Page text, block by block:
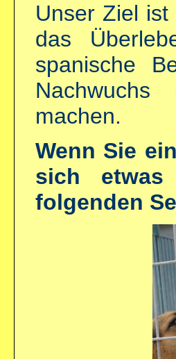
Unser Ziel
das
spanische
machen.
Wenn Sie
sich
folgenden